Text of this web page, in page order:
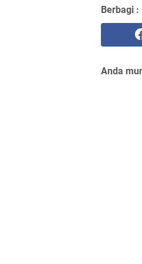
Berbagi :
Anda